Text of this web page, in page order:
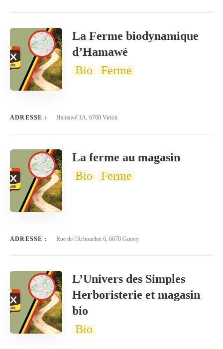
La Ferme biodynamique
d’Hamawé
Bio
Ferme
ADRESSE : Hamawé 1A, 6760 Virton
La ferme au magasin
Bio
Ferme
ADRESSE : Rue de l'Arbouchet 6, 6670 Gouvy
L’Univers des Simples
Herboristerie et magasin
bio
Bio